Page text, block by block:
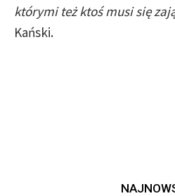
którymi też ktoś musi się
Kański.